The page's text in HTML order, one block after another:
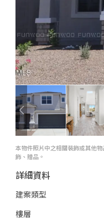
本物件照片中之相關裝飾或其他
飾、贈品。
詳細資料
建案類型
樓層